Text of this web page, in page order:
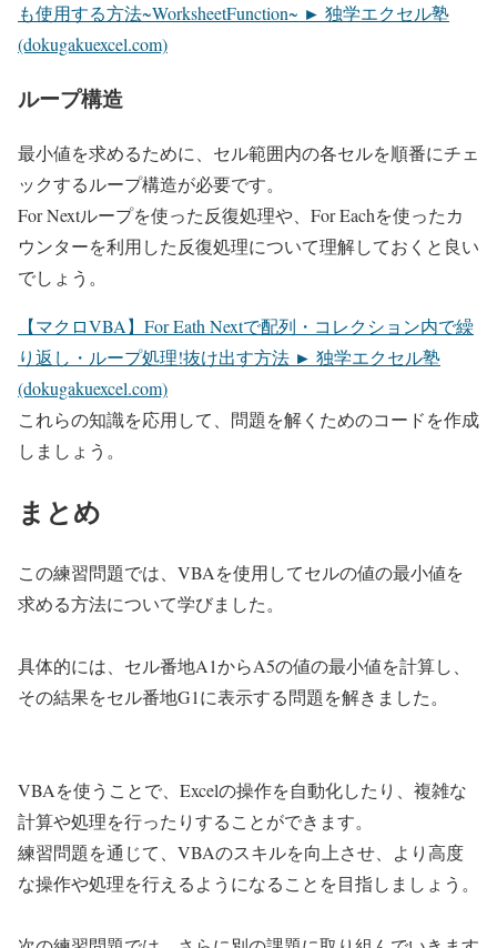
も使用する方法~WorksheetFunction~ ► 独学エクセル塾
(dokugakuexcel.com)
ループ構造
最小値を求めるために、セル範囲内の各セルを順番にチェ
ックするループ構造が必要です。
For Nextループを使った反復処理や、For Eachを使ったカ
ウンターを利用した反復処理について理解しておくと良い
でしょう。
【マクロVBA】For Eath Nextで配列・コレクション内で繰
り返し・ループ処理!抜け出す方法 ► 独学エクセル塾
(dokugakuexcel.com)
これらの知識を応用して、問題を解くためのコードを作成
しましょう。
まとめ
この練習問題では、VBAを使用してセルの値の最小値を
求める方法について学びました。
具体的には、セル番地A1からA5の値の最小値を計算し、
その結果をセル番地G1に表示する問題を解きました。
VBAを使うことで、Excelの操作を自動化したり、複雑な
計算や処理を行ったりすることができます。
練習問題を通じて、VBAのスキルを向上させ、より高度
な操作や処理を行えるようになることを目指しましょう。